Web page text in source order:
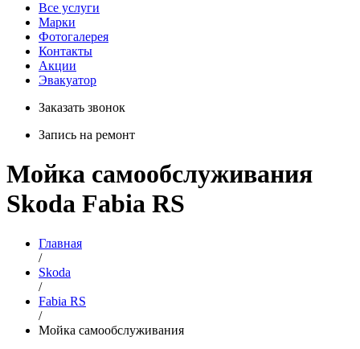
Все услуги
Марки
Фотогалерея
Контакты
Акции
Эвакуатор
Заказать звонок
Запись на ремонт
Мойка самообслуживания
Skoda Fabia RS
Главная
/
Skoda
/
Fabia RS
/
Мойка самообслуживания